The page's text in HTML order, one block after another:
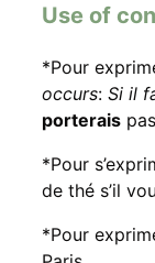
Use of
*Pour
occurs: Si il
porterais
*Pour
de thé s’il
*Pour